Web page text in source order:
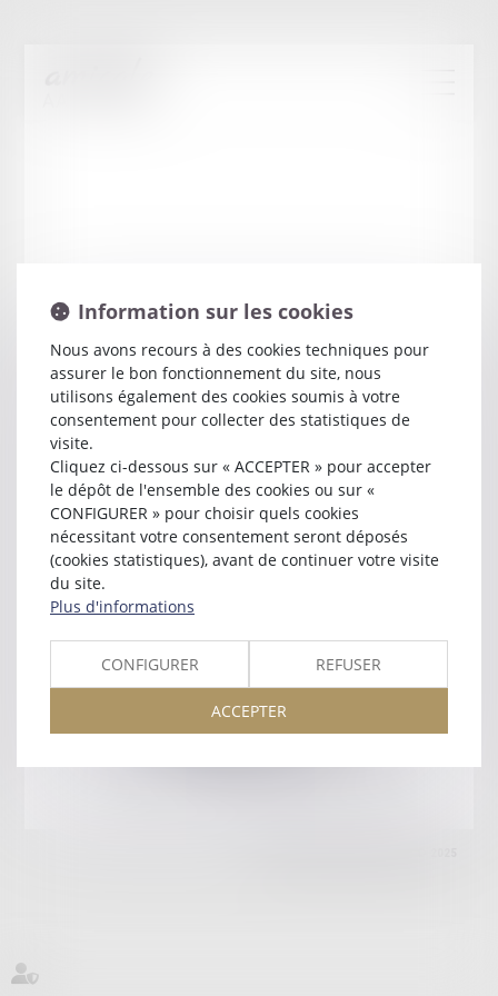
PatrickBRASSENS
3 RUE CLAUDE AUBRIET
51000 CHALONS EN CHAMPAGNE
Tél :09 65 21 44 78
Retour
HonorairesMentions légalesPlan du site
11 Place des Cinq Martyrs du Lycée Buffon, 75014 PARIS
Information sur les cookies
Nous avons recours à des cookies techniques pour
assurer le bon fonctionnement du site, nous
utilisons également des cookies soumis à votre
consentement pour collecter des statistiques de
visite.
Cliquez ci-dessous sur « ACCEPTER » pour accepter
le dépôt de l'ensemble des cookies ou sur «
CONFIGURER » pour choisir quels cookies
nécessitant votre consentement seront déposés
(cookies statistiques), avant de continuer votre visite
du site.
Plus d'informations
CONFIGURER REFUSER
ACCEPTER